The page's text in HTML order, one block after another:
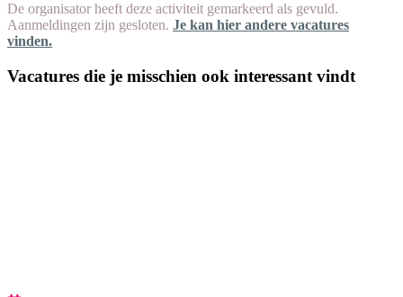
De organisator heeft deze activiteit gemarkeerd als gevuld.
Aanmeldingen zijn gesloten. Je kan hier andere vacatures
vinden.
Vacatures die je misschien ook interessant vindt